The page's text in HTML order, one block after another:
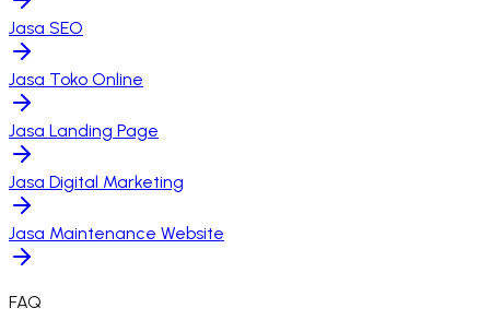
Jasa SEO
Jasa Toko Online
Jasa Landing Page
Jasa Digital Marketing
Jasa Maintenance Website
FAQ